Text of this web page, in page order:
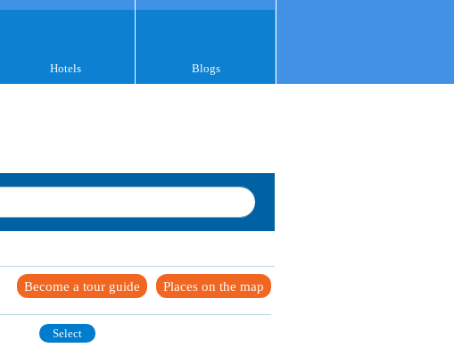
Hotels Blogs
Places on the map
Become a tour guide
Select